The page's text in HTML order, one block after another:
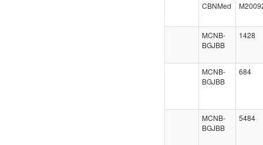
CBNMed
MCNB-
BGJBB
1428
MCNB-
BGJBB
684
MCNB-
BGJBB
5484